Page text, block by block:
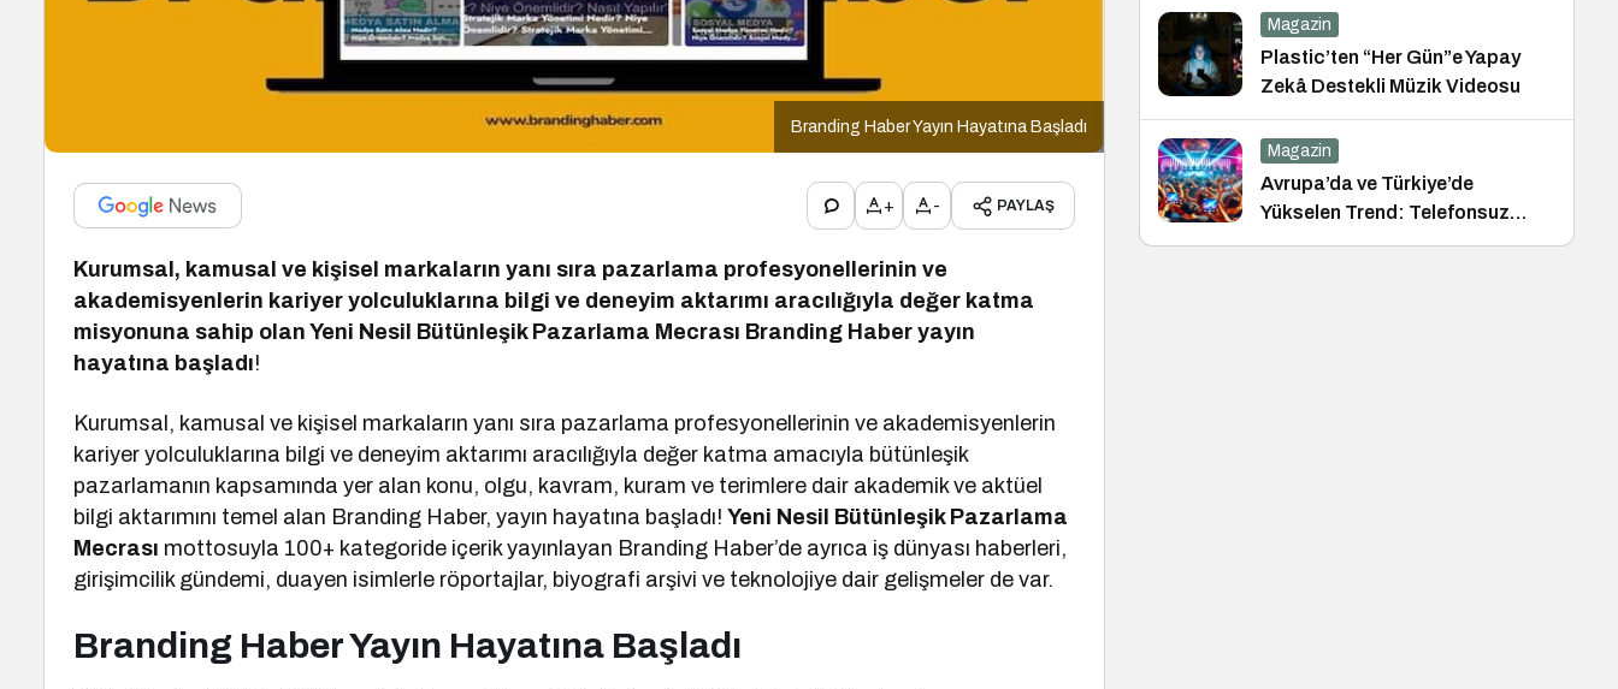
Branding Haber Yayın Hayatına Başladı
+ - PAYLAŞ
Kurumsal, kamusal ve kişisel markaların yanı sıra pazarlama profesyonellerinin ve
akademisyenlerin kariyer yolculuklarına bilgi ve deneyim aktarımı aracılığıyla değer katma
misyonuna sahip olan Yeni Nesil Bütünleşik Pazarlama Mecrası Branding Haber yayın
hayatına başladı!
Kurumsal, kamusal ve kişisel markaların yanı sıra pazarlama profesyonellerinin ve akademisyenlerin
kariyer yolculuklarına bilgi ve deneyim aktarımı aracılığıyla değer katma amacıyla bütünleşik
pazarlamanın kapsamında yer alan konu, olgu, kavram, kuram ve terimlere dair akademik ve aktüel
bilgi aktarımını temel alan Branding Haber, yayın hayatına başladı!Yeni Nesil Bütünleşik Pazarlama
Mecrası mottosuyla 100+ kategoride içerik yayınlayan Branding Haber’de ayrıca iş dünyası haberleri,
girişimcilik gündemi, duayen isimlerle röportajlar, biyografi arşivi ve teknolojiye dair gelişmeler de var.
Branding Haber Yayın Hayatına Başladı
Konferansı
Magazin
Plastic’ten “Her Gün”e Yapay
Zekâ Destekli Müzik Videosu
Magazin
Avrupa’da ve Türkiye’de
Yükselen Trend: Telefonsuz
Gece Kulüpleri